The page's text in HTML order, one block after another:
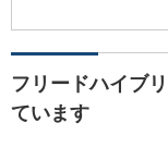
フリードハイブ
ています